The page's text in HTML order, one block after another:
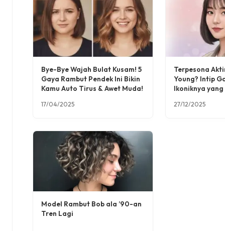
Bye-Bye Wajah Bulat Kusam! 5
Gaya Rambut Pendek Ini Bikin
Kamu Auto Tirus & Awet Muda!
17/04/2025
Terpesona
Young? Intip
Ikoniknya
27/12/2025
Model Rambut Bob ala ’90-an
Tren Lagi